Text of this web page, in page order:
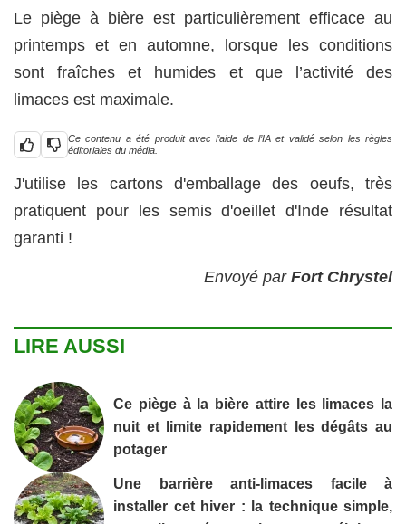
Le piège à bière est particulièrement efficace au
printemps et en automne, lorsque les conditions
sont fraîches et humides et que l’activité des
limaces est maximale.
Ce contenu a été produit avec l’aide de l’IA et validé selon les règles
éditoriales du média.
J'utilise les cartons d'emballage des oeufs, très
pratiquent pour les semis d'oeillet d'Inde résultat
garanti !
Envoyé par Fort Chrystel
LIRE AUSSI
Ce piège à la bière attire les limaces la
nuit et limite rapidement les dégâts au
potager
Une barrière anti-limaces facile à
installer cet hiver : la technique simple,